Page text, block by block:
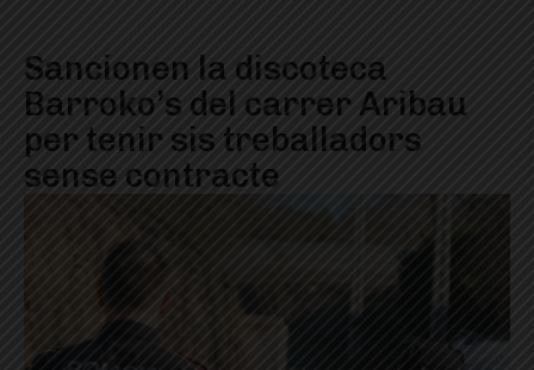
Sancionen la discoteca
Barroko’s del carrer Aribau
per tenir sis treballadors
sense contracte